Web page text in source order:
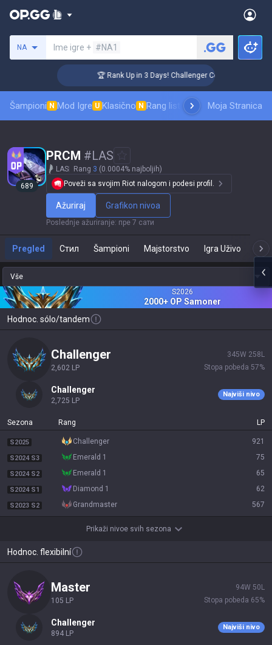
NA Ime igre + #NA1
🏆 Rank Up in 3 Days! Challenger Coaching
Šampioni N Mod Igre U Klasično N Rang lista skinovaRangiranje
Moja Stranica
689
PRCM #LAS
LAS Rang 3 (0.0004% najboljih)
Poveži sa svojim Riot nalogom i podesi profil.
Ažuriraj Grafikon nivoa
Poslednje ažuriranje: пре 7 сати
Pregled Стил Šampioni Majstorstvo Igra Uživo
Vše
S2026
2000+ OPSamoner
Hodnoc. sólo/tandem
challenger
2,602 LP
345W 258 L
Stopa pobeda 57%
challenger
2,725 LP
Najviši nivo
Sezona Rang LP
S2025 challenger 921
S2024 S3 emerald 1 75
S2024 S2 emerald 1 65
S2024 S1 diamond 1 62
S2023 S2 grandmaster 567
Prikaži nivoe svih sezona
Hodnoc. flexibilní
master
105 LP
94W 50 L
Stopa pobeda 65%
challenger
894 LP
Najviši nivo